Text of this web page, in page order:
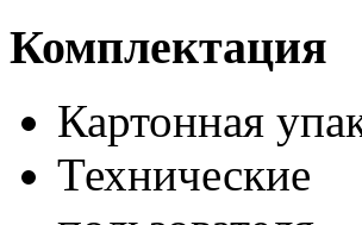
Комплектация
Картонная